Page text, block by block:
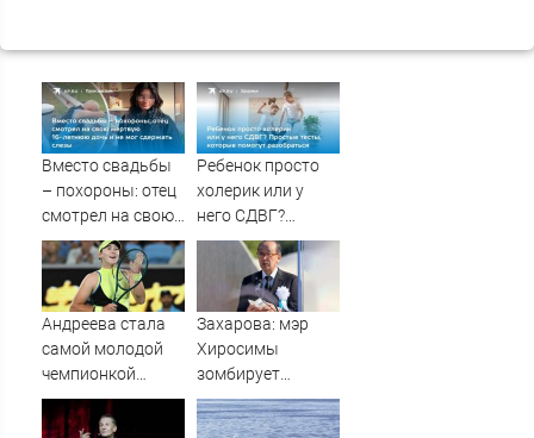
Вместо свадьбы
– похороны: отец
смотрел на свою
мертвую 16-
летнюю дочь и не
мог сдержать
слезы
Ребенок просто
холерик или у
него СДВГ?
Простые тесты,
которые помогут
разобраться
Андреева стала
самой молодой
чемпионкой
"Ролан Гаррос" с
1992 года
Захарова: мэр
Хиросимы
зомбирует
японцев
русофобскими